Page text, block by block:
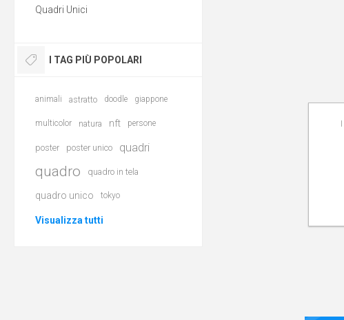
Quadri Unici
I TAG PIÙ POPOLARI
animali astratto doodle giappone
multicolor natura nft persone
poster poster unico quadri
quadro quadro in tela
quadro unico tokyo
Visualizza tutti